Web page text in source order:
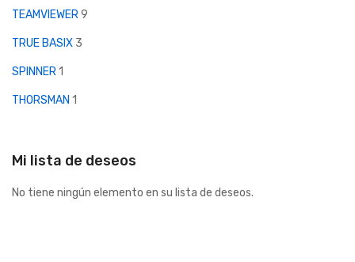
TEAMVIEWER9
TRUE BASIX 3
SPINNER1
THORSMAN 1
Mi lista de deseos
No tiene ningún elemento en su lista de deseos.